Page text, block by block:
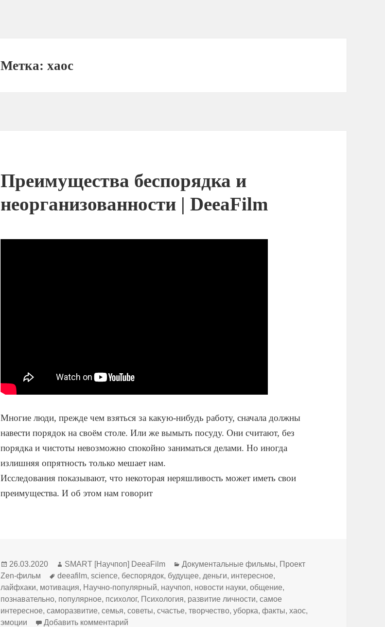
Метка:хаос
Преимущества беспорядка и
неорганизованности | DeeaFilm
Многие люди, прежде чем взяться за какую-нибудь работу, сначала должны
навести порядок на своём столе. Или же вымыть посуду. Они считают, без
порядка и чистоты невозможно спокойно заниматься делами. Но иногда
излишняя опрятность только мешает нам.
Исследования показывают, что некоторая неряшливость может иметь свои
преимущества. И об этом нам говорит
Опубликовано
26.03.2020 Автор
SMART [Научпоп] DeeaFilm Рубрики
Документальные фильмы, Проект
Zen-фильм
Метки
deeafilm,science, беспорядок, будущее, деньги, интересное,
лайфхаки, мотивация, Научно-популярный, научпоп, новости науки,общение,
познавательно, популярное, психолог, Психология, развитие личности,самое
интересное,саморазвитие,семья,советы,счастье,творчество,уборка,факты,хаос,
эмоции
Добавить комментарий